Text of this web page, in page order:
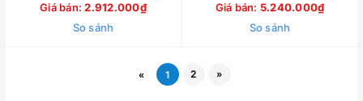
Giá bán:2.912.000₫
So sánh
Giá bán: 5.240.000₫
So sánh
« 1 2 »